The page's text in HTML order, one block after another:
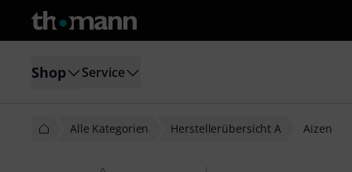
Shop Service
Alle Kategorien Herstellerübersicht A Aizen